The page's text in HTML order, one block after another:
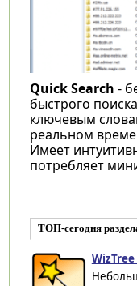
Quick Search -
быстрого
ключевым
реальном
Имеет
потребляет
ТОП-сегодня
WizTree